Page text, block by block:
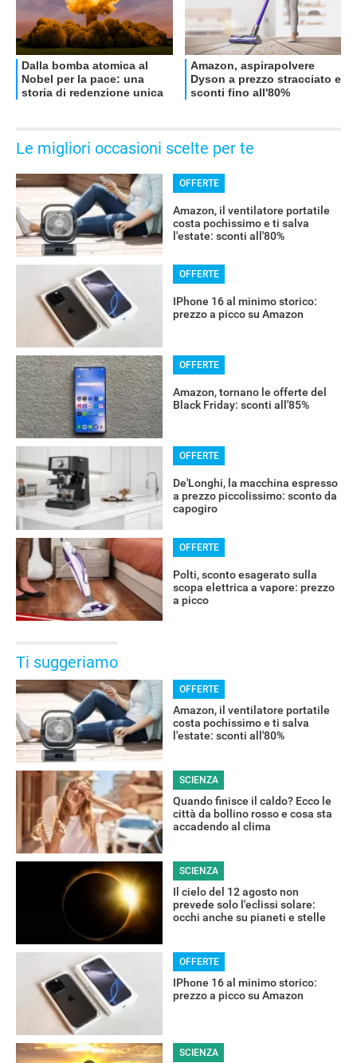
Le migliori occasioni scelte per te
OFFERTE
Amazon, il ventilatore portatile
costa pochissimo e ti salva
l'estate: sconti all'80%
OFFERTE
IPhone 16 al minimo storico:
prezzo a picco su Amazon
OFFERTE
Amazon, tornano le offerte del
Black Friday: sconti all'85%
OFFERTE
De'Longhi, la macchina espresso
a prezzo piccolissimo: sconto da
capogiro
OFFERTE
Polti, sconto esagerato sulla
scopa elettrica a vapore: prezzo
a picco
Ti suggeriamo
OFFERTE
Amazon, il ventilatore portatile
costa pochissimo e ti salva
l'estate: sconti all'80%
SCIENZA
Quando finisce il caldo? Ecco le
città da bollino rosso e cosa sta
accadendo al clima
SCIENZA
Il cielo del 12 agosto non
prevede solo l'eclissi solare:
occhi anche su pianeti e stelle
OFFERTE
IPhone 16 al minimo storico:
prezzo a picco su Amazon
SCIENZA